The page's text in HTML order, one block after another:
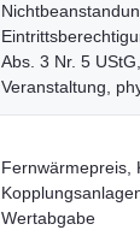
Abs. 3 Nr. 5
Veranstaltung,
Fernwärmepreis,
Wertabgabe